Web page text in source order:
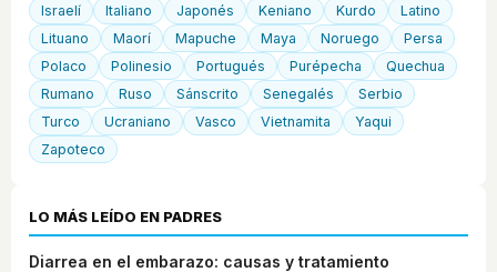
Israelí
Italiano Japonés Keniano Kurdo
Latino
Lituano
Maorí Mapuche Maya Noruego
Persa
Polaco
Polinesio Portugués Purépecha
Quechua
Rumano
Ruso Sánscrito Senegalés
Serbio
Turco
Ucraniano Vasco Vietnamita
Yaqui
Zapoteco
LO MÁS LEÍDO EN PADRES
Diarrea en el embarazo: causas y tratamiento